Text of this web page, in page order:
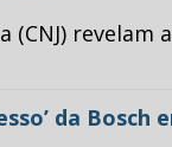
revelam
da Bosch